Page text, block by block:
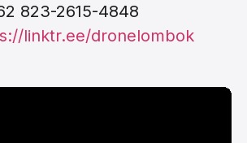
823-2615-4848
linktr.ee/dronelombok